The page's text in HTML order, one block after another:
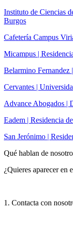
Instituto de Ciencias
Burgos
Cafetería Campus
Micampus |
Belarmino Fernandez
Cervantes |
Advance Abogados |
Eadem | Residencia
San Jerónimo |
Qué hablan de
¿Quieres aparecer en
1. Contacta con